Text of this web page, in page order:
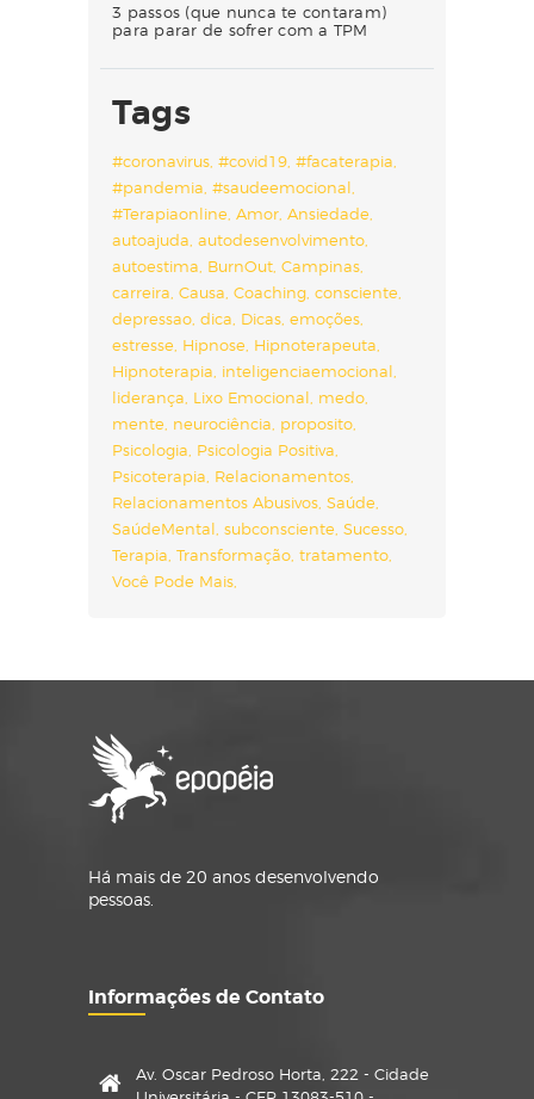
3 passos (que nunca te contaram)
para parar de sofrer com a TPM
Tags
#coronavirus #covid19 #facaterapia
#pandemia #saudeemocional
#Terapiaonline Amor Ansiedade
autoajuda autodesenvolvimento
autoestima BurnOut Campinas
carreira Causa Coaching consciente
depressao dica Dicas emoções
estresse Hipnose Hipnoterapeuta
Hipnoterapia inteligenciaemocional
liderança Lixo Emocional medo
mente neurociência proposito
Psicologia Psicologia Positiva
Psicoterapia Relacionamentos
Relacionamentos Abusivos Saúde
SaúdeMental subconsciente Sucesso
Terapia Transformação tratamento
Você Pode Mais
Há mais de 20 anos desenvolvendo
pessoas.
Informações de Contato
Av. Oscar Pedroso Horta, 222 - Cidade